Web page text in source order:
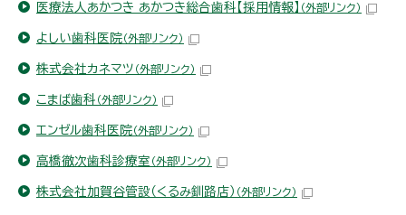
医療法人あかつき あかつき総合歯科【採用情報】 （外部リンク）
よしい歯科医院（外部リンク）
株式会社カネマツ （外部リンク）
こまば歯科 （外部リンク）
エンゼル歯科医院（外部リンク）
高橋徹次歯科診療室 （外部リンク）
株式会社加賀谷管設（くるみ釧路店） （外部リンク）